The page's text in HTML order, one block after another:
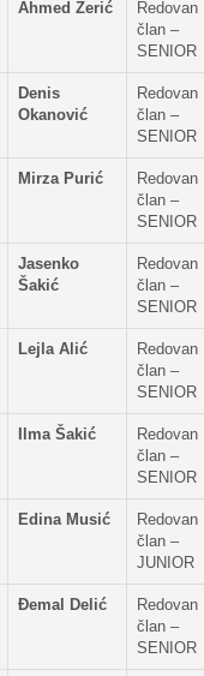
Ahmed Žerić
Redovan
član –
SENIOR
Denis
Okanović
Redovan
član –
SENIOR
Mirza Purić
Redovan
član –
SENIOR
Jasenko
Šakić
Redovan
član –
SENIOR
Lejla Alić
Redovan
član –
SENIOR
Ilma Šakić
Redovan
član –
SENIOR
Edina Musić
Redovan
član –
JUNIOR
Đemal Delić
Redovan
član –
SENIOR